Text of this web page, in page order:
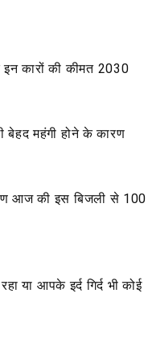
कारों की कीमत 2030
महंगी होने के कारण
आज की इस बिजली से 100
या आपके इर्द गिर्द भी कोई